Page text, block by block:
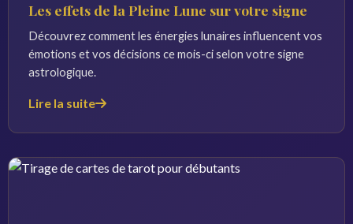
Les effets de la Pleine Lune sur votre signe
Découvrez comment les énergies lunaires influencent vos
émotions et vos décisions ce mois-ci selon votre signe
astrologique.
Lire la suite